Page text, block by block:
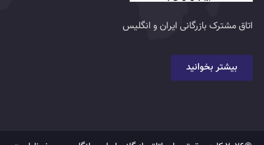
اتاق مشترک بازرگانی ایران و انگلیس
بیشتر بخوانید